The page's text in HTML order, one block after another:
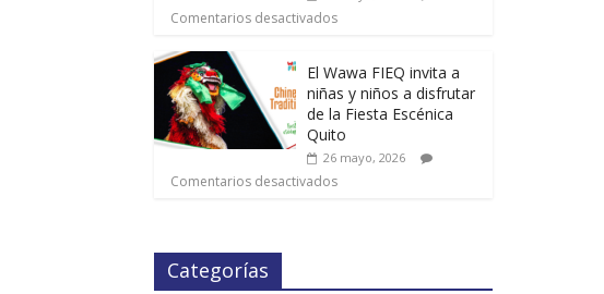
Comentarios desactivados
El Wawa FIEQ invita a
niñas y niños a disfrutar
de la Fiesta Escénica
Quito
26 mayo, 2026
Comentarios desactivados
Categorías